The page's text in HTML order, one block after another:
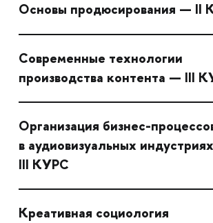
Основы продюсирования — II
Современные технологии
производства контента — III
Организация бизнес-
в аудиовизуальных
III КУРС
Креативная социология